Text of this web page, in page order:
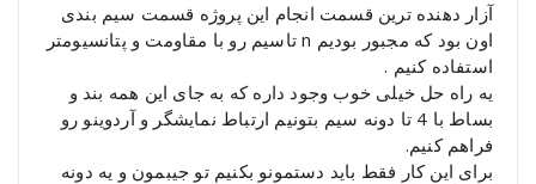
آزار دهنده ترین قسمت انجام این پروژه قسمت سیم بندی
اون بود که مجبور بودیم n تاسیم رو با مقاومت و پتانسیومتر
استفاده کنیم .
یه راه حل خیلی خوب وجود داره که به جای این همه بند و
بساط با 4 تا دونه سیم بتونیم ارتباط نمایشگر و آردوینو رو
فراهم کنیم.
برای این کار فقط باید دستمونو بکنیم تو جیبمون و یه دونه